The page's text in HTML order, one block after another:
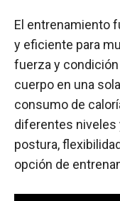
El entrenamiento
y eficiente para
fuerza y condición
cuerpo en una
consumo de
diferentes niveles
postura,
opción de